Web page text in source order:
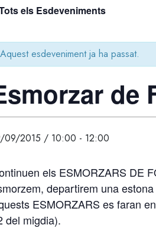
els Esdeveniments
Aquest esdeveniment ja ha passat.
de
09/2015 / 10:00 - 12:00
els ESMORZARS DE
departirem una
ESMORZARS es faran
del migdia).